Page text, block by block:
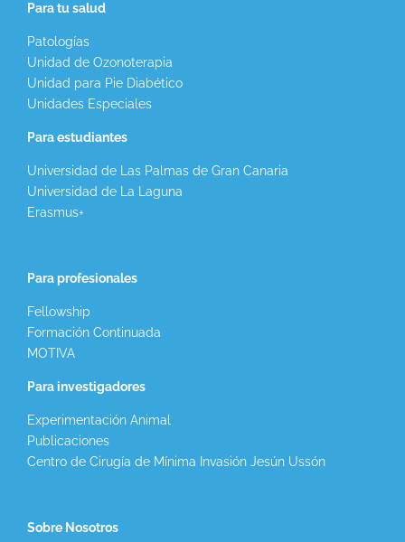
Para tu salud
Patologías
Unidad de Ozonoterapia
Unidad para Pie Diabético
Unidades Especiales
Para estudiantes
Universidad de Las Palmas de Gran Canaria
Universidad de La Laguna
Erasmus+
Para profesionales
Fellowship
Formación Continuada
MOTIVA
Para investigadores
Experimentación Animal
Publicaciones
Centro de Cirugía de Mínima Invasión Jesún Ussón
Sobre Nosotros